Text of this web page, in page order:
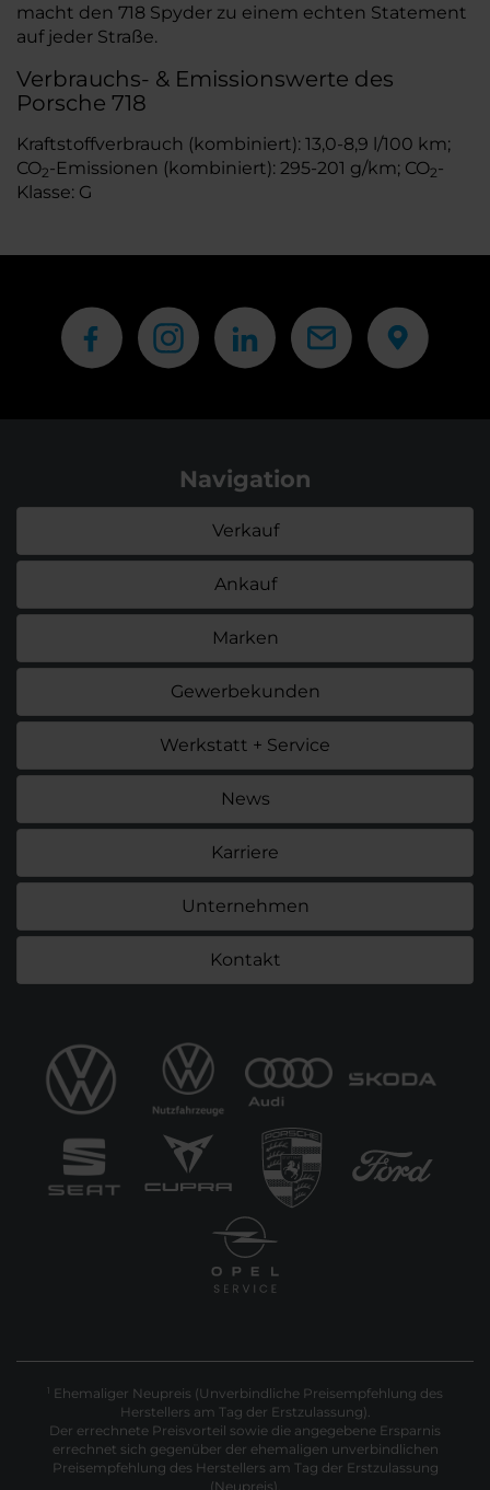
macht den 718 Spyder zu einem echten Statement
auf jeder Straße.
Verbrauchs- & Emissionswerte des
Porsche 718
Kraftstoffverbrauch (kombiniert): 13,0-8,9 l/100 km;
CO2-Emissionen (kombiniert): 295-201 g/km; CO2-
Klasse: G
Navigation
Verkauf
Ankauf
Marken
Gewerbekunden
Werkstatt + Service
News
Karriere
Unternehmen
Kontakt
1 Ehemaliger Neupreis (Unverbindliche Preisempfehlung des
Herstellers am Tag der Erstzulassung).
Der errechnete Preisvorteil sowie die angegebene Ersparnis
errechnet sich gegenüber der ehemaligen unverbindlichen
Preisempfehlung des Herstellers am Tag der Erstzulassung
(Neupreis).